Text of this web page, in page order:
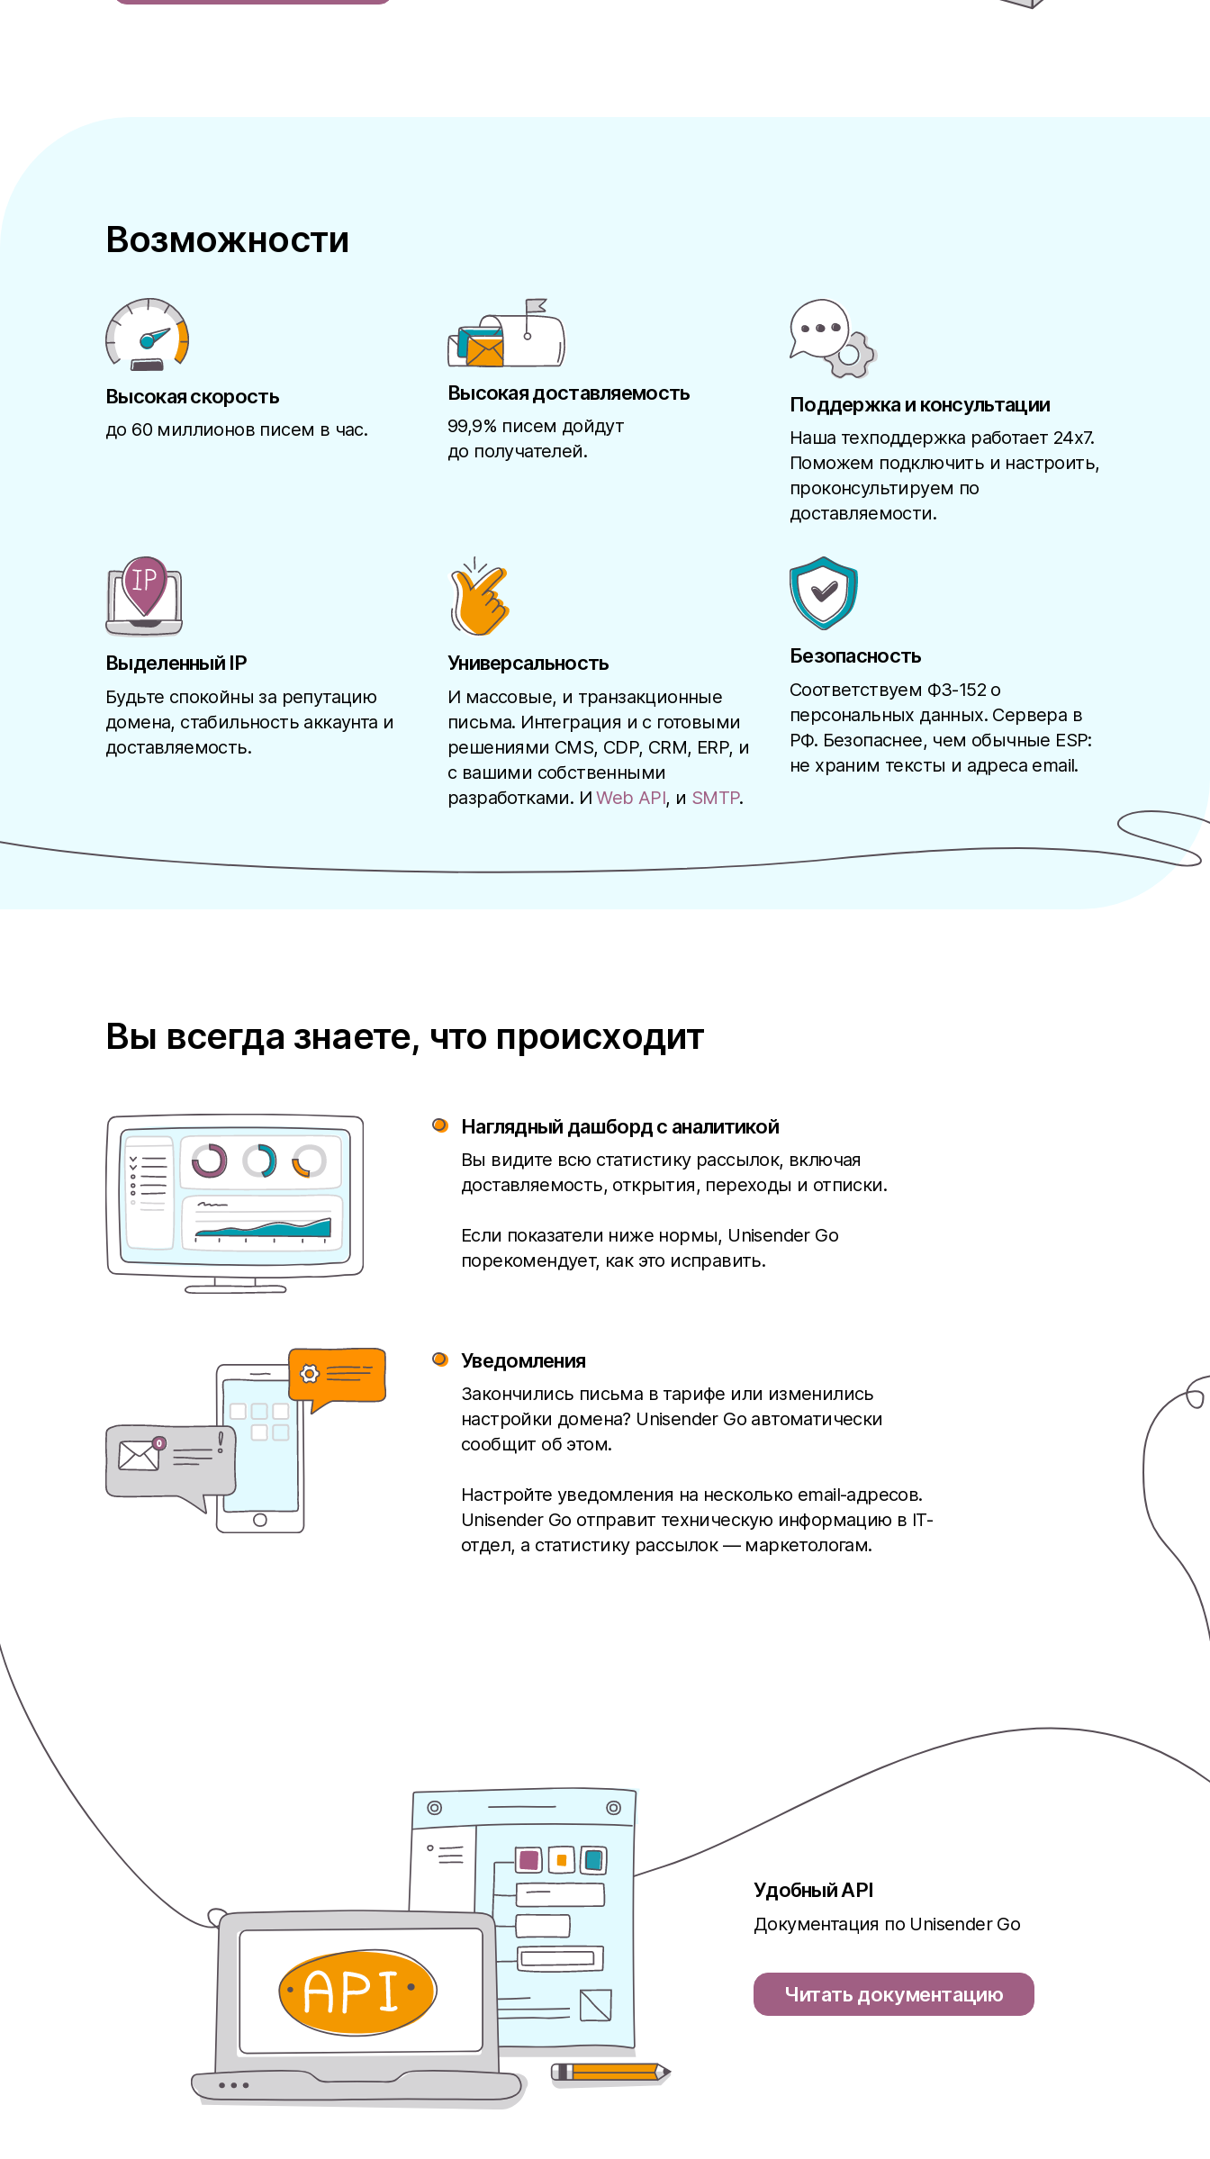
Возможности
Высокая скорость
до 60 миллионов писем в час.
Высокая доставляемость
99,9% писем дойдут
до получателей.
Поддержка и консультации
Наша техподдержка работает 24x7.
Поможем подключить и настроить,
проконсультируем по
доставляемости.
Выделенный IP
Будьте спокойны за репутацию
домена, стабильность аккаунта и
доставляемость.
Универсальность
И массовые, и транзакционные
письма. Интеграция и с готовыми
решениями CMS, CDP, CRM, ERP, и
с вашими собственными
разработками. ИWeb API, и SMTP.
Безопасность
Соответствуем ФЗ-152 о
персональных данных. Сервера в
РФ. Безопаснее, чем обычные ESP:
не храним тексты и адреса email.
Вы всегда знаете, что происходит
Наглядный дашборд с аналитикой
Вы видите всю статистику рассылок, включая
доставляемость, открытия, переходы и отписки.
Если показатели ниже нормы, Unisender Go
порекомендует, как это исправить.
Уведомления
Закончились письма в тарифе или изменились
настройки домена? Unisender Go автоматически
сообщит об этом.
Настройте уведомления на несколько email-адресов.
Unisender Go отправит техническую информацию в IT-
отдел, а статистику рассылок — маркетологам.
Удобный API
Документация по Unisender Go
Читать документацию